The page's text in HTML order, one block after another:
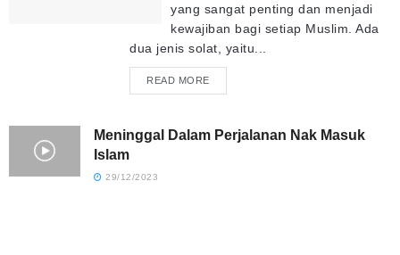
yang sangat penting dan menjadi
kewajiban bagi setiap Muslim. Ada
dua jenis solat, yaitu...
READ MORE
Meninggal Dalam Perjalanan Nak Masuk
Islam
29/12/2023